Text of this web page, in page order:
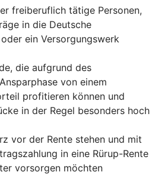
freiberuflich tätige Personen,
in die Deutsche
ein Versorgungswerk
die aufgrund des
von einem
profitieren können und
in der Regel besonders hoch
vor der Rente stehen und mit
in eine Rürup-Rente
vorsorgen möchten